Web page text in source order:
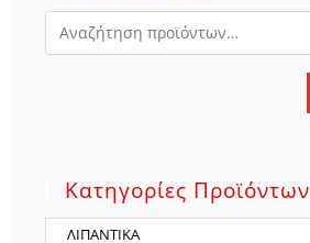
Κατηγορίες Προϊόντων